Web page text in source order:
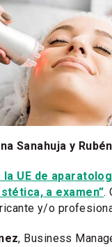
Sanahuja y
la UE de
a examen”.
y/o
, Business